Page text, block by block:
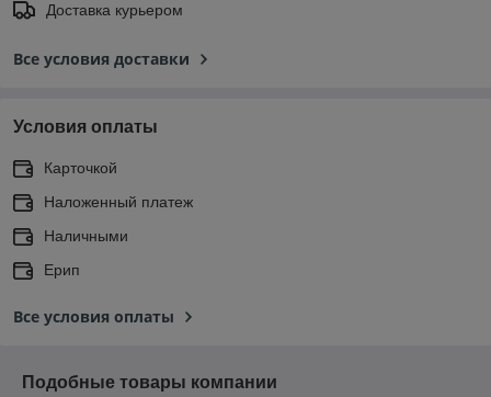
Доставка курьером
Все условия доставки
Условия оплаты
Карточкой
Наложенный платеж
Наличными
Ерип
Все условия оплаты
Подобные товары компании